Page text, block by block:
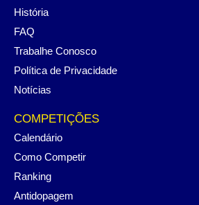
História
FAQ
Trabalhe Conosco
Política de Privacidade
Notícias
COMPETIÇÕES
Calendário
Como Competir
Ranking
Antidopagem